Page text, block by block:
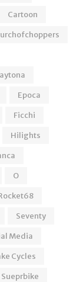
Cartoon
Epoca
Ficchi
Hilights
O
Seventy
Media
Cycles
Sueprbike